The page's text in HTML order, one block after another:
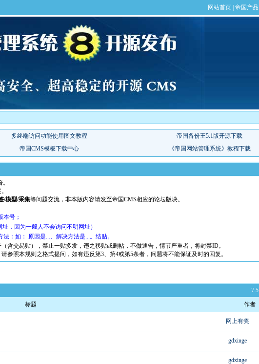
/模型/采集等问题交流，非本版内容请发至帝国CMS相应的论坛版块。
本号；
，因为一般人不会访问不明网址）
：如： 原因是...、解决方法是...。结贴。
含交易贴），禁止一贴多发，违之移贴或删帖，不做通告，情节严重者，将封禁ID。
照本规则之格式提问，如有违反第3、第4或第5条者，问题将不能保证及时的回复。
7.5
标题 作者
网上有奖
gdxinge
gdxinge